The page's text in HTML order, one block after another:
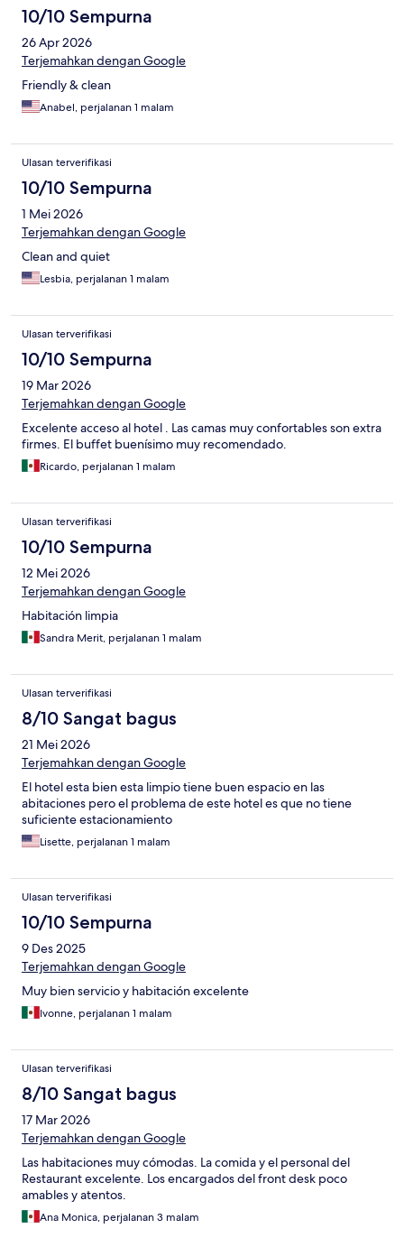
10/10 Sempurna
26 Apr 2026
Terjemahkan dengan Google
Friendly & clean
Anabel, perjalanan 1 malam
Ulasan terverifikasi
10/10 Sempurna
1 Mei 2026
Terjemahkan dengan Google
Clean and quiet
Lesbia, perjalanan 1 malam
Ulasan terverifikasi
10/10 Sempurna
19 Mar 2026
Terjemahkan dengan Google
Excelente acceso al hotel . Las camas muy confortables son extra
firmes. El buffet buenísimo muy recomendado.
Ricardo, perjalanan 1 malam
Ulasan terverifikasi
10/10 Sempurna
12 Mei 2026
Terjemahkan dengan Google
Habitación limpia
Sandra Merit, perjalanan 1 malam
Ulasan terverifikasi
8/10 Sangat bagus
21 Mei 2026
Terjemahkan dengan Google
El hotel esta bien esta limpio tiene buen espacio en las
abitaciones pero el problema de este hotel es que no tiene
suficiente estacionamiento
Lisette, perjalanan 1 malam
Ulasan terverifikasi
10/10 Sempurna
9 Des 2025
Terjemahkan dengan Google
Muy bien servicio y habitación excelente
Ivonne, perjalanan 1 malam
Ulasan terverifikasi
8/10 Sangat bagus
17 Mar 2026
Terjemahkan dengan Google
Las habitaciones muy cómodas. La comida y el personal del
Restaurant excelente. Los encargados del front desk poco
amables y atentos.
Ana Monica, perjalanan 3 malam